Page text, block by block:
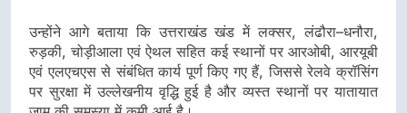
उन्होंने आगे बताया कि उत्तराखंड खंड में लक्सर, लंढौरा–धनौरा,
रुड़की, चोड़ीआला एवं ऐथल सहित कई स्थानों पर आरओबी, आरयूबी
एवं एलएचएस से संबंधित कार्य पूर्ण किए गए हैं, जिससे रेलवे क्रॉसिंग
पर सुरक्षा में उल्लेखनीय वृद्धि हुई है और व्यस्त स्थानों पर यातायात